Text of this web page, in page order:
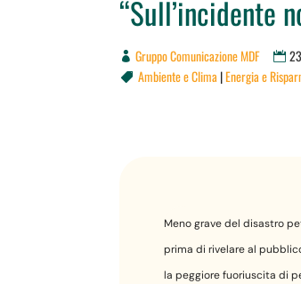
“Sull’incidente
Gruppo Comunicazione MDF
 Ambiente e Clima|Energia e
Meno grave del disastro
prima di rivelare al
la peggiore fuoriuscita di